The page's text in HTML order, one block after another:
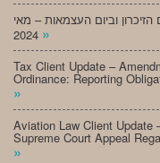
וביום העצמאות – מאי
»
Tax Client Update –
Ordinance: Reporting
»
Aviation Law Client
Supreme Court Appeal
»